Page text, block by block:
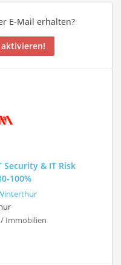
E-Mail erhalten?
aktivieren!
& IT Risk
100%
Immobilien